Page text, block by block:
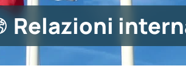
Relazioni